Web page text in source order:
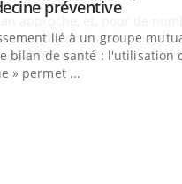
préventiveYoutube
lié à un groupe
bilan de santé : l'utilisation
» permet ...